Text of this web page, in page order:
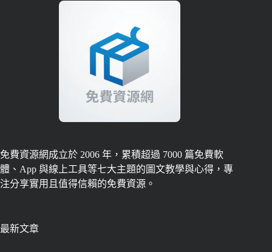
免費資源網成立於 2006 年，累積超過 7000 篇免費軟
體、App 與線上工具等七大主題的圖文教學與心得，專
注分享實用且值得信賴的免費資源。
最新文章